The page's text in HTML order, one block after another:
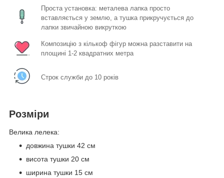
Проста установка: металева лапка просто
вставляється у землю, а тушка прикручується до
лапки звичайною викруткою
Композицію з кількоф фігур можна разставити на
площині 1-2 квадратних метра
Строк служби до 10 років
Розміри
Велика лелека:
довжина тушки 42 см
висота тушки 20 см
ширина тушки 15 см